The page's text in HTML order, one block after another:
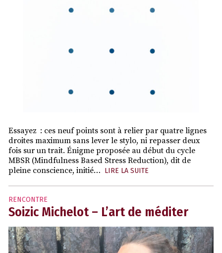
Essayez : ces neuf points sont à relier par quatre lignes
droites maximum sans lever le stylo, ni repasser deux
fois sur un trait. Énigme proposée au début du cycle
MBSR (Mindfulness Based Stress Reduction), dit de
pleine conscience, initié… LIRE LA SUITE
RENCONTRE
Soizic Michelot – L’art de méditer